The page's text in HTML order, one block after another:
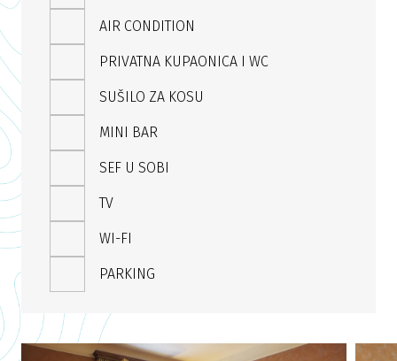
AIR CONDITION
PRIVATNA KUPAONICA I WC
SUŠILO ZA KOSU
MINI BAR
SEF U SOBI
TV
WI-FI
PARKING